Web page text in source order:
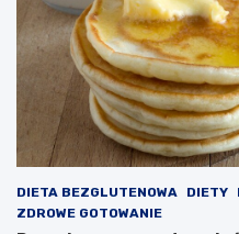
DIETA BEZGLUTENOWA DIETY
ZDROWE GOTOWANIE